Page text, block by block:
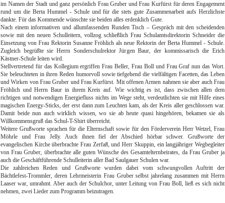
im Namen der Stadt und ganz persönlich Frau Gruber und Frau Kurfürst für deren Engagement
rund um die Berta Hummel - Schule und für die stets gute Zusammenarbeit aufs Herzlichste
dankte. Für das Kommende wünschte sie beiden alles erdenklich Gute.
Nach einem informativen und allumfassenden Runden Tisch – Gespräch mit den scheidenden
sowie mit den neuen Schulleitern, vollzog schließlich Frau Schulamtsdirektorin Schneider die
Einsetzung von Frau Rektorin Susanne Fröhlich als neue Rektorin der Berta Hummel - Schule.
Zugleich begrüßte sie Herrn Sonderschulrektor Jürgen Baur, der kommissarisch die Erich
Kästner-Schule leiten wird.
Stellvertretend für das Kollegium ergriffen Frau Beller, Frau Boll und Frau Graf nun das Wort.
Sie beleuchteten in ihren Reden humorvoll sowie tiefgehend die vielfältigen Facetten, das Leben
und Wirken von Frau Gruber und Frau Kurfürst. Mit offenen Armen nahmen sie aber auch Frau
Fröhlich und Herrn Baur in ihrem Kreis auf. Wie wichtig es ist, dass zwischen allen dem
richtigen und notwendigen Energiefluss nichts im Wege steht, verdeutlichten sie mit Hilfe eines
magischen Energy-Sticks, der erst dann zum Leuchten kam, als der Kreis aller geschlossen war.
Damit beide nun auch wirklich wissen, wo sie ab heute quasi hingehören, bekamen sie als
Willkommensgruß das Schul-T-Shirt überreicht.
Weitere Grußworte sprachen für die Elternschaft sowie für den Förderverein Herr Wetzel, Frau
Möhrle und Frau Jelly. Auch ihnen fiel der Abschied hörbar schwer. Grußworte der
evangelischen Kirche überbrachte Frau Zerfaß, und Herr Skuppin, ein langjähriger Wegbegleiter
von Frau Gruber, überbrachte alle guten Wünsche des Gesamtelternbeirates, da Frau Gruber ja
auch die Geschäftführende Schulleiterin aller Bad Saulgauer Schulen war.
Die zahlreichen Reden und Grußworte wurden dabei vom schwungvollen Auftritt der
Bächtlefest-Trommler, deren Lehrmeisterin Frau Gruber selbst jahrelang zusammen mit Herrn
Laaser war, umrahmt. Aber auch der Schulchor, unter Leitung von Frau Boll, ließ es sich nicht
nehmen, zwei Lieder zum Programm beizutragen.